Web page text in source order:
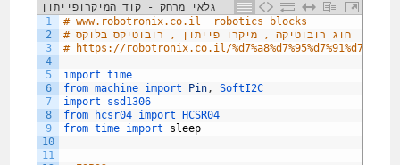
גלאי מרחק - קוד המיקרופייתון
1
2
3
4
5
6
7
8
9
10
11
# www.robotronix.co.il  robotics blocks
# חוג רובוטיקה , מיקרו פייתון , רובוטיקס בלוקס
# https://robotronix.co.il/
import time
from machine import Pin,
SoftI2C
import ssd1306
from
hcsr04 import
HCSR04
from time import sleep